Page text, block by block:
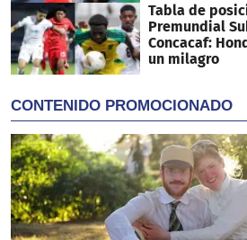
Tabla de
Premundial
Concacaf:
un milagro